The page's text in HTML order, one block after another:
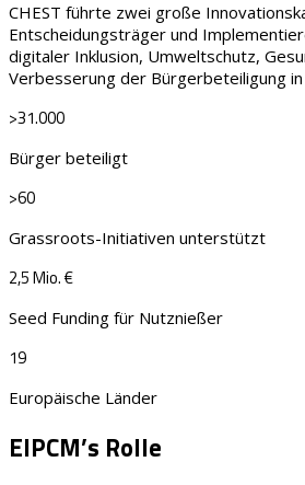
CHEST führte zwei große
Entscheidungsträger und
digitaler Inklusion, Umweltschutz,
Verbesserung der Bürgerbeteiligung
>31.000
Bürger beteiligt
>60
Grassroots-Initiativen unterstützt
2,5 Mio. €
Seed Funding für Nutznießer
19
Europäische Länder
EIPCM’s Rolle